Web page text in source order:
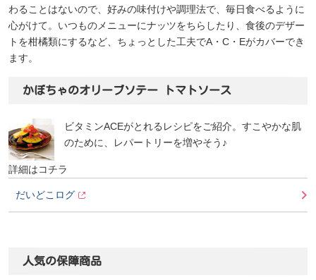
わることはないので、好みの味付けや調理法で、毎日食べるように
心がけて。いつものメニューにナッツをちらしたり、食後のデザー
トを柑橘類にするなど、ちょっとした工夫でA・C・Eがカバーでき
ます。
かぼちゃのオリーブソテー トマトソース
ビタミンACEがとれるレシピをご紹介。すこやかな肌
のために、レパートリーを増やそう♪
詳細はコチラ
だいどこログ
人気の保障商品